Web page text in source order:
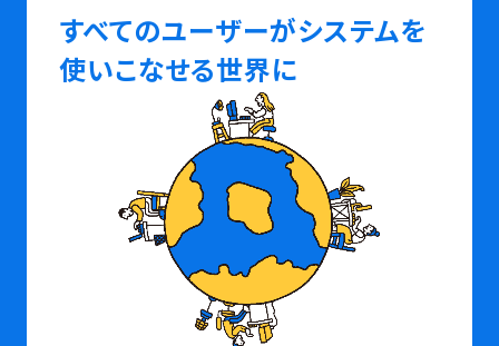
すべてのユーザーがシステムを
使いこなせる世界に